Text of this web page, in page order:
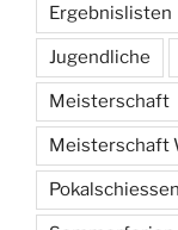
Ergebnislisten
Jugendliche
Meisterschaft
Meisterschaft
Pokalschiessen